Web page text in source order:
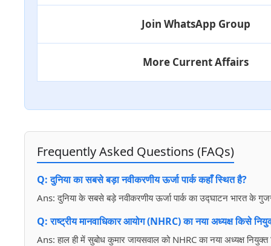
Join WhatsApp Group
More Current Affairs
Frequently Asked Questions (FAQs)
Q: दुनिया का सबसे बड़ा नवीकरणीय ऊर्जा पार्क कहाँ स्थित है?
Ans: दुनिया के सबसे बड़े नवीकरणीय ऊर्जा पार्क का उद्घाटन भारत के
Q: राष्ट्रीय मानवाधिकार आयोग (NHRC) का नया अध्यक्ष किसे
Ans: हाल ही में सुबोध कुमार जायसवाल को NHRC का नया अध्यक्ष नियुक्त